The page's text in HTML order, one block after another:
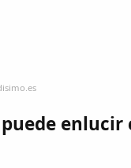
enlucir